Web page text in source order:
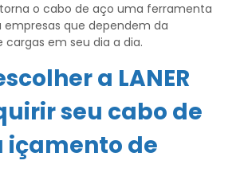
o cabo de aço uma ferramenta
empresas que dependem da
em seu dia a dia.
a LANER
seu cabo de
içamento de